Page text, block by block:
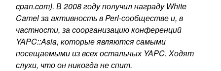
cpan.com). В 2008 году получил награду White
Camel за активность в Perl-сообществе и, в
частности, за соорганизацию конференций
YAPC::Asia, которые являются самыми
посещаемыми из всех остальных YAPC. Ходят
слухи, что он никогда не спит.